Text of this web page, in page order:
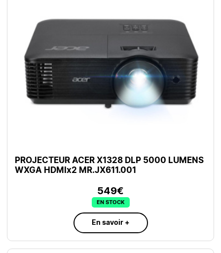
PROJECTEUR ACER X1328 DLP 5000 LUMENS
WXGA HDMIx2 MR.JX611.001
549€
EN STOCK
En savoir +